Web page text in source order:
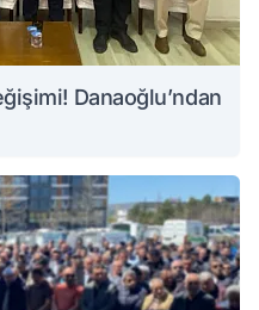
Danaoğlu’ndan